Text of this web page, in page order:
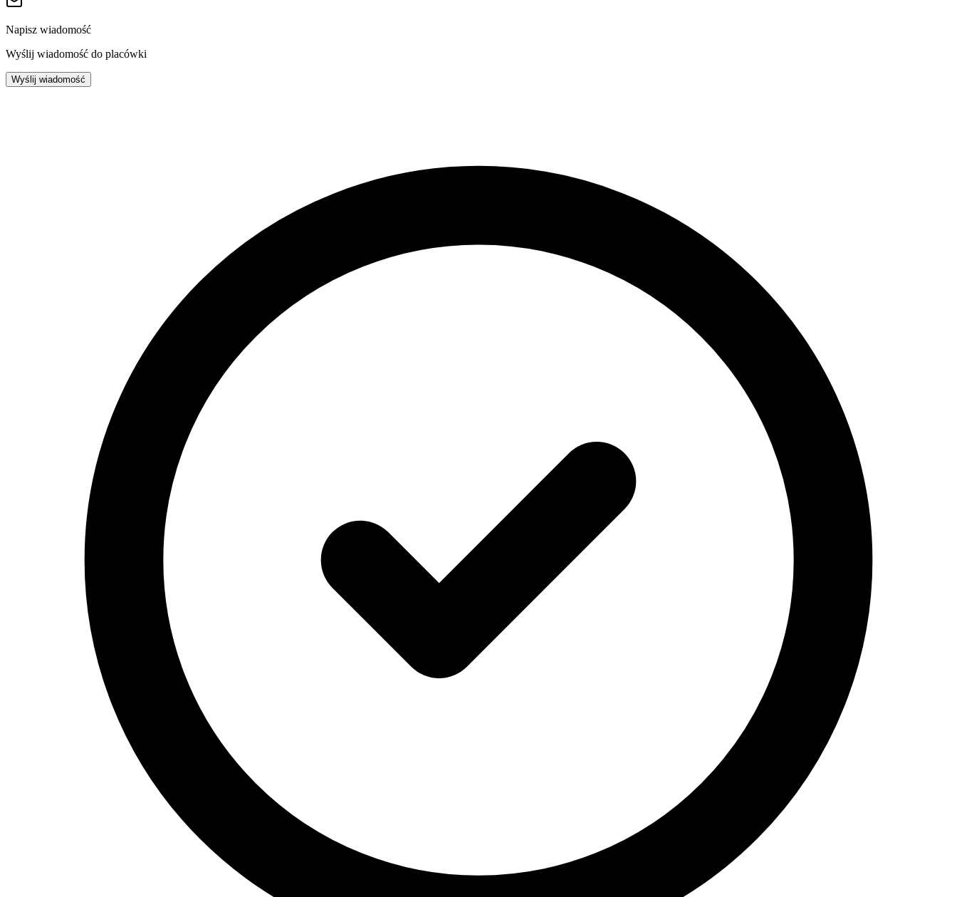
Napisz wiadomość
Wyślij wiadomość do placówki
Wyślij wiadomość